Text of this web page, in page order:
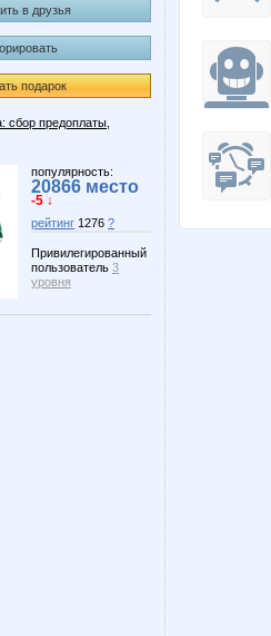
в друзья
подарок
сбор предоплаты,
популярность:
20866 место
-5 ↓
рейтинг 1276 ?
Привилегированный
пользователь 3
уровня
Улена